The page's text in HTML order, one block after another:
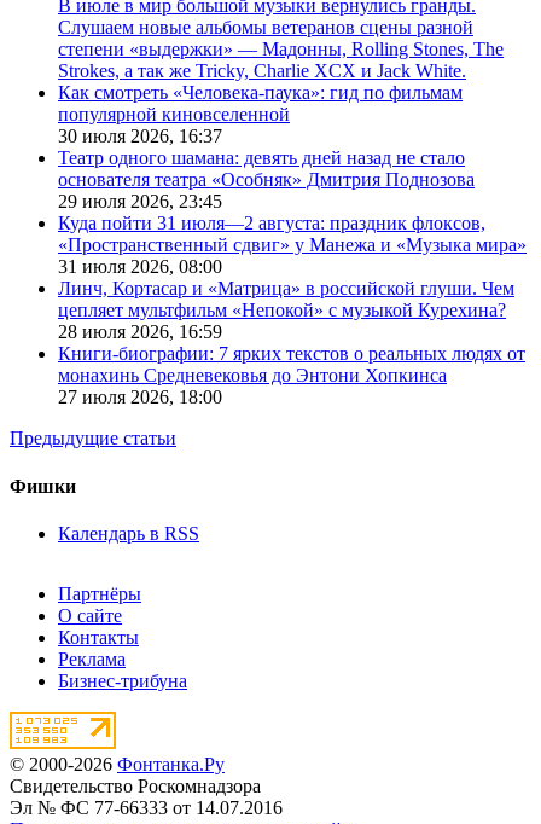
В июле в мир большой музыки вернулись гранды.
Слушаем новые альбомы ветеранов сцены разной
степени «выдержки» — Мадонны, Rolling Stones, The
Strokes, а так же Tricky, Charlie XCX и Jack White.
Как смотреть «Человека-паука»: гид по фильмам
популярной киновселенной
30 июля 2026, 16:37
Театр одного шамана: девять дней назад не стало
основателя театра «Особняк» Дмитрия Поднозова
29 июля 2026, 23:45
Куда пойти 31 июля—2 августа: праздник флоксов,
«Пространственный сдвиг» у Манежа и «Музыка мира»
31 июля 2026, 08:00
Линч, Кортасар и «Матрица» в российской глуши. Чем
цепляет мультфильм «Непокой» с музыкой Курехина?
28 июля 2026, 16:59
Книги-биографии: 7 ярких текстов о реальных людях от
монахинь Средневековья до Энтони Хопкинса
27 июля 2026, 18:00
Предыдущие статьи
Фишки
Календарь в RSS
Партнёры
О сайте
Контакты
Реклама
Бизнес-трибуна
© 2000-2026 Фонтанка.Ру
Свидетельство Роскомнадзора
Эл № ФС 77-66333 от 14.07.2016